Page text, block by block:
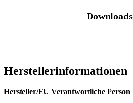
Downloads
Hersteller­informationen
Hersteller/EU Verantwortliche Person